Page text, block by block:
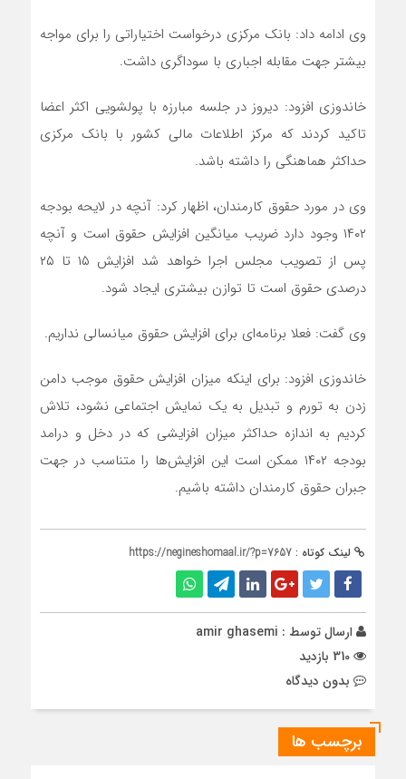
وی ادامه داد: بانک مرکزی درخواست اختیاراتی را برای مواجه
بیشتر جهت مقابله اجباری با سوداگری داشت.
خاندوزی افزود: دیروز در جلسه مبارزه با پولشویی اکثر اعضا
تاکید کردند که مرکز اطلاعات مالی کشور با بانک مرکزی
حداکثر هماهنگی را داشته باشد.
وی در مورد حقوق کارمندان، اظهار کرد: آنچه در لایحه بودجه
۱۴۰۲ وجود دارد ضریب میانگین افزایش حقوق است و آنچه
پس از تصویب مجلس اجرا خواهد شد افزایش ۱۵ تا ۲۵
درصدی حقوق است تا توازن بیشتری ایجاد شود.
وی گفت: فعلا برنامه‌ای برای افزایش حقوق میانسالی نداریم.
خاندوزی افزود: برای اینکه میزان افزایش حقوق موجب دامن
زدن به تورم و تبدیل به یک نمایش اجتماعی نشود، تلاش
کردیم به اندازه حداکثر میزان افزایشی که در دخل و درامد
بودجه ۱۴۰۲ ممکن است این افزایش‌ها را متناسب در جهت
جبران حقوق کارمندان داشته باشیم.
لینک کوتاه : https://negineshomaal.ir/?p=7657
ارسال توسط : amir ghasemi
بدون دیدگاه
برچسب ها